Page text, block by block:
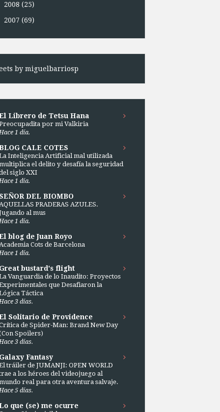
2008 (25)
2007 (69)
by miguelbarriosp
Librero de Tetsu Hana
por mi Valkiria
1 día.
CALE COTES
Inteligencia Artificial mal utilizada
el delito y desafía la seguridad
siglo XXI
1 día.
DEL BIOMBO
PRADERAS AZULES.
al mus
1 día.
blog de Juan Royo
Cots de Barcelona
1 día.
bustard's flight
Vanguardia de lo Inaudito: Proyectos
que Desafiaron la
Táctica
3 días.
Solitario de Providence
de Spider-Man: Brand New Day
Spoilers)
3 días.
Fantasy
tráiler de JUMANJI: OPEN WORLD
a los héroes del videojuego al
real para otra aventura salvaje.
5 días.
que (se) me ocurre